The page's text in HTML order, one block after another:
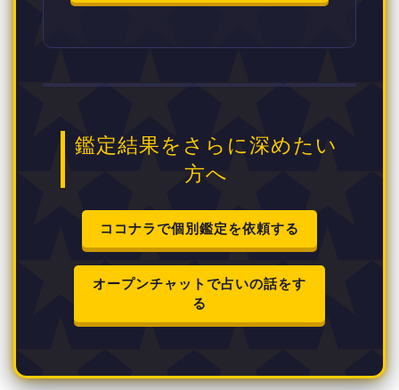
鑑定結果をさらに深めたい
方へ
ココナラで個別鑑定を依頼する
オープンチャットで占いの話をす
る